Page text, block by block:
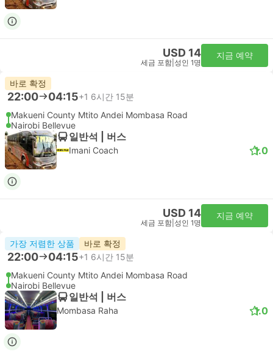
USD 14
세금 포함 성인 1명
지금 예약
바로 확정
22:00 04:15+1 6시간 15분
Makueni County Mtito Andei Mombasa Road
Nairobi Bellevue
일반석 | 버스
Imani Coach 1.0
USD 14
세금 포함 성인 1명
지금 예약
가장 저렴한 상품 바로 확정
22:00 04:15+1 6시간 15분
Makueni County Mtito Andei Mombasa Road
Nairobi Bellevue
일반석 | 버스
Mombasa Raha 1.0